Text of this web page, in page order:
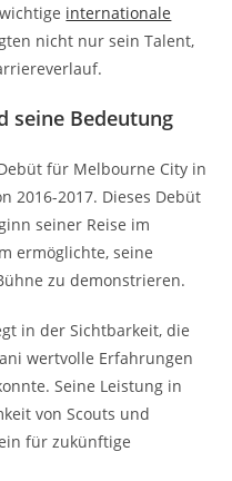
internationale
nicht nur sein Talent,
seine Bedeutung
für Melbourne City in
2016-2017. Dieses Debüt
seiner Reise im
ermöglichte, seine
zu demonstrieren.
in der Sichtbarkeit, die
wertvolle Erfahrungen
Seine Leistung in
von Scouts und
für zukünftige